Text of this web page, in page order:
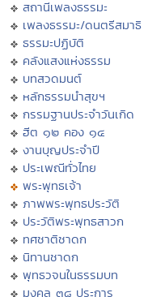
สถานีเพลงธรรมะ
เพลงธรรมะ/ดนตรีสมาธิ
ธรรมะปฏิบัติ
คลังแสงแห่งธรรม
บทสวดมนต์
หลักธรรมนำสุขฯ
กรรมฐานประจำวันเกิด
ฮีต ๑๒ คอง ๑๔
งานบุญประจำปี
ประเพณีทั่วไทย
พระพุทธเจ้า
ภาพพระพุทธประวัติ
ประวัติพระพุทธสาวก
ทศชาติชาดก
นิทานชาดก
พุทธวจนในธรรมบท
มงคล ๓๘ ประการ